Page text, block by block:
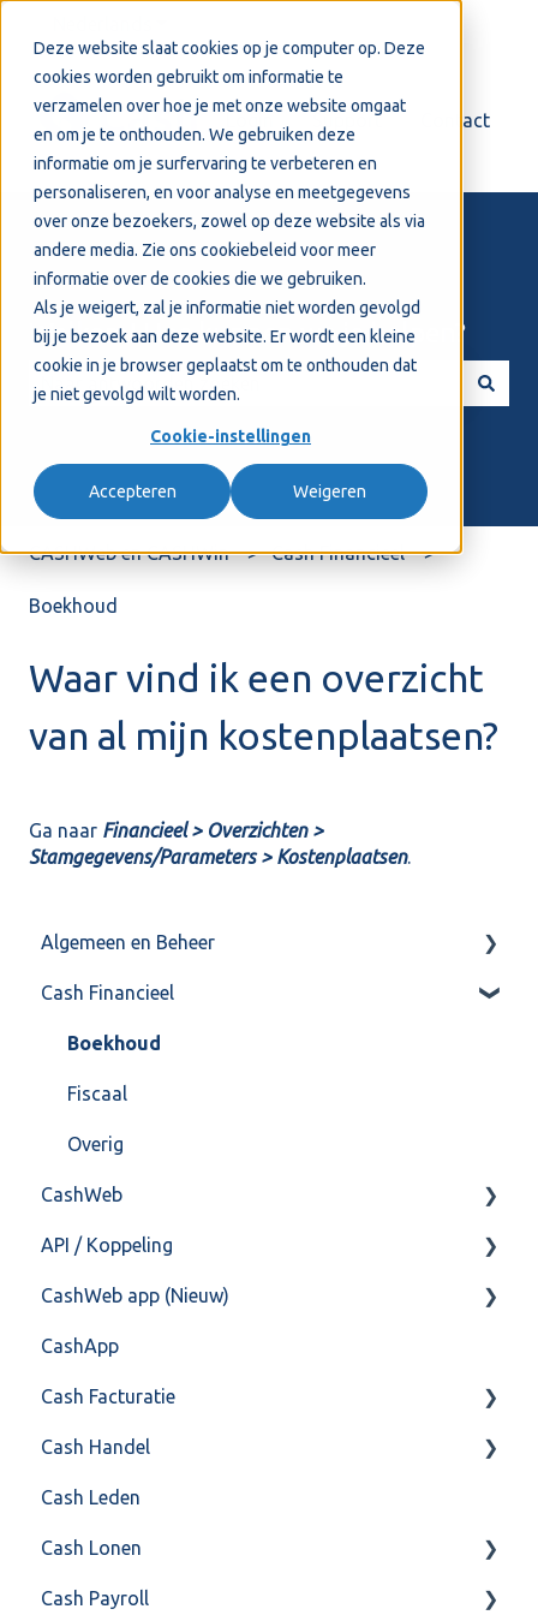
Deze website slaat cookies op je computer op. Deze
cookies worden gebruikt om informatie te
verzamelen over hoe je met onze website omgaat
en om je te onthouden. We gebruiken deze
informatie om je surfervaring te verbeteren en
personaliseren, en voor analyse en meetgegevens
over onze bezoekers, zowel op deze website als via
andere media. Zie ons cookiebeleid voor meer
informatie over de cookies die we gebruiken.
Als je weigert, zal je informatie niet worden gevolgd
bij je bezoek aan deze website. Er wordt een kleine
cookie in je browser geplaatst om te onthouden dat
je niet gevolgd wilt worden.
Cookie-instellingen
Accepteren Weigeren
Support Contact
Welkom! Hoe kunnen we je helpen?
CASHWeb en CASHWin Cash Financieel
Boekhoud
Waar vind ik een overzicht
van al mijn kostenplaatsen?
Ga naar Financieel > Overzichten >
Stamgegevens/Parameters > Kostenplaatsen.
Algemeen en Beheer
Bank(koppeling)
Import/Export
Postbus
Training & Consultancy
Overig
Cash Financieel
Boekhoud
Fiscaal
Overig
CashWeb
CashHero Layout
Mailen vanuit CASHWeb
Algemeen gebruik
API / Koppeling
Algemeen
Api 3.0 (SOAP API)
API 4.0 (REST API)
CashWeb app (Nieuw)
Veel gestelde vragen
CashApp
Cash Facturatie
Factureren
Instellingen
Algemeen
Formulierlayout
Cash Handel
Inkoop
Verkoop
Voorraad
Cash Leden
Cash Lonen
Algemeen
Cash Payroll